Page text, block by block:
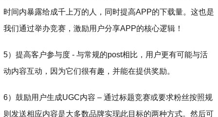
时间内暴露给成千上万的人，同时提高APP的下载量。这也是
我们通过举办竞赛，激励用户分享APP的核心逻辑！
5）提高客户参与度 - 与常规的post相比，用户更有可能与活
动内容互动，因为它们很有趣，并能在提供奖励。
6）鼓励用户生成UGC内容 – 通过标题竞赛或要求粉丝按照规
则发送相应内容是大多数品牌实现此目标的两种方式。然后可